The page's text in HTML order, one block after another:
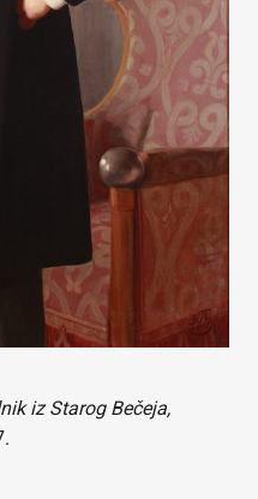
iz Starog Bečeja,